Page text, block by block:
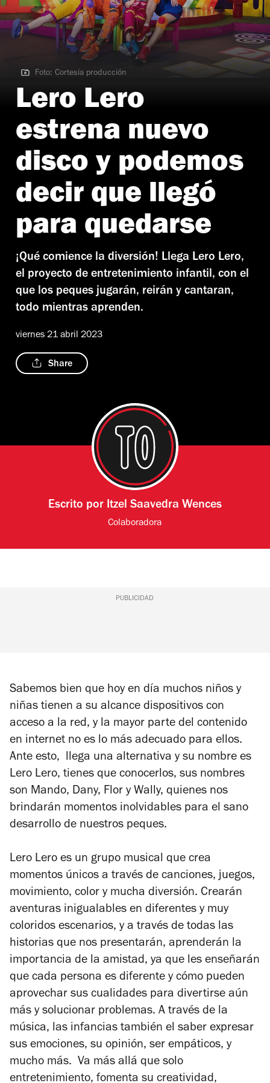
Foto: Cortesía producción
Foto: Cortesía producción
Lero Lero
estrena nuevo
disco y podemos
decir que llegó
para quedarse
¡Qué comience la diversión! Llega Lero Lero,
el proyecto de entretenimiento infantil, con el
que los peques jugarán, reirán y cantaran,
todo mientras aprenden.
viernes 21 abril 2023
Share
Escrito por Itzel Saavedra Wences
Colaboradora
PUBLICIDAD
Sabemos bien que hoy en día muchos niños y
niñas tienen a su alcance dispositivos con
acceso a la red, y la mayor parte del contenido
en internet no es lo más adecuado para ellos.
Ante esto, llega una alternativa y su nombre es
Lero Lero, tienes que conocerlos, sus nombres
son Mando, Dany, Flor y Wally, quienes nos
brindarán momentos inolvidables para el sano
desarrollo de nuestros peques.
Lero Lero es un grupo musical que crea
momentos únicos a través de canciones, juegos,
movimiento, color y mucha diversión. Crearán
aventuras inigualables en diferentes y muy
coloridos escenarios, y a través de todas las
historias que nos presentarán, aprenderán la
importancia de la amistad, ya que les enseñarán
que cada persona es diferente y cómo pueden
aprovechar sus cualidades para divertirse aún
más y solucionar problemas. A través de la
música, las infancias también el saber expresar
sus emociones, su opinión, ser empáticos, y
mucho más. Va más allá que solo
entretenimiento, fomenta su creatividad,